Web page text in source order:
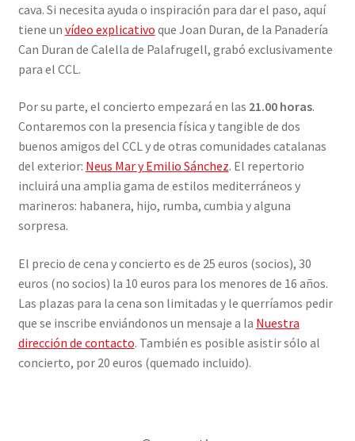
cava. Si necesita ayuda o inspiración para dar el paso, aquí
tiene un vídeo explicativo que Joan Duran, de la Panadería
Can Duran de Calella de Palafrugell, grabó exclusivamente
para el CCL.
Por su parte, el concierto empezará en las 21.00 horas.
Contaremos con la presencia física y tangible de dos
buenos amigos del CCL y de otras comunidades catalanas
del exterior: Neus Mar y Emilio Sánchez. El repertorio
incluirá una amplia gama de estilos mediterráneos y
marineros: habanera, hijo, rumba, cumbia y alguna
sorpresa.
El precio de cena y concierto es de 25 euros (socios), 30
euros (no socios) la 10 euros para los menores de 16 años.
Las plazas para la cena son limitadas y le querríamos pedir
que se inscribe enviándonos un mensaje a la Nuestra
dirección de contacto. También es posible asistir sólo al
concierto, por 20 euros (quemado incluido).